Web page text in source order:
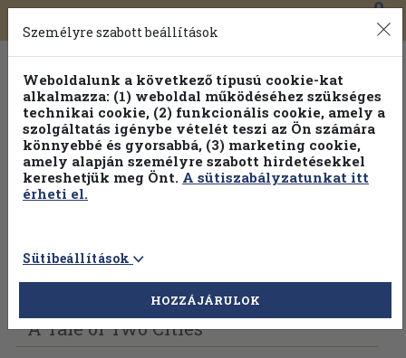
Toggle
navigation
0
Válogasson több mint 1.000.000 kiadványunk közül
100% kedvezménnyel!
Vissza az előző oldalra Válasszon példányt
A Tale of Two Cities
Személyre szabott beállítások
Weboldalunk a következő típusú cookie-kat
alkalmazza: (1) weboldal működéséhez szükséges
technikai cookie, (2) funkcionális cookie, amely a
szolgáltatás igénybe vételét teszi az Ön számára
könnyebbé és gyorsabbá, (3) marketing cookie,
amely alapján személyre szabott hirdetésekkel
kereshetjük meg Önt. A sütiszabályzatunkat itt
érheti el.
Sütibeállítások
HOZZÁJÁRULOK